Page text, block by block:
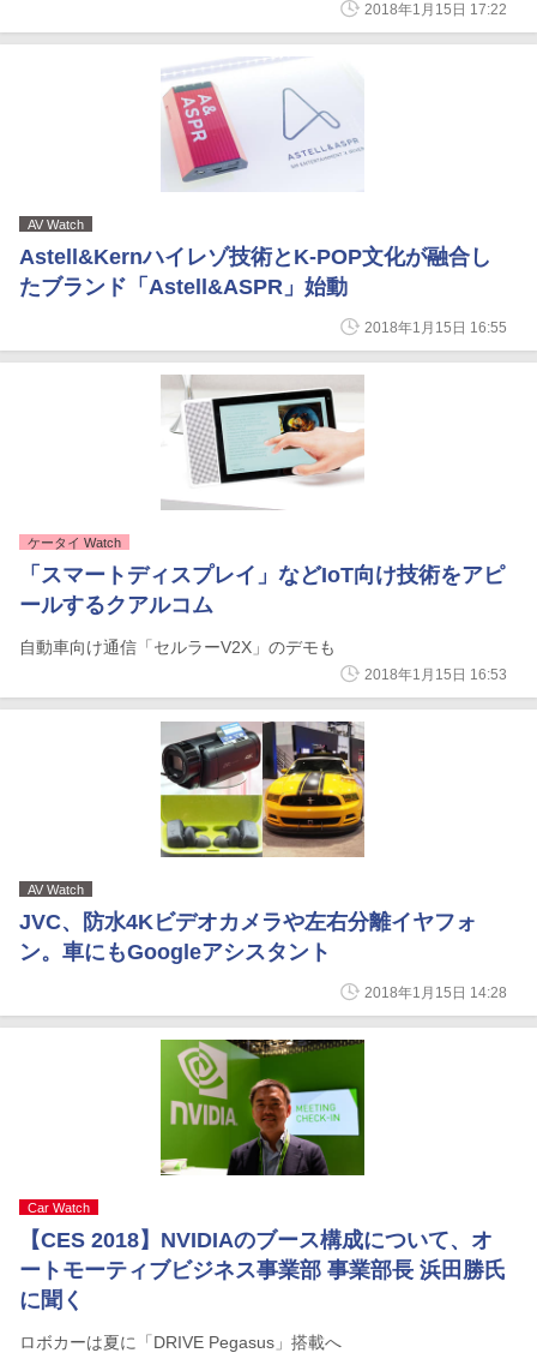
2018年1月15日 17:22
AV Watch
Astell&Kernハイレゾ技術とK-POP文化が融合し
たブランド「Astell&ASPR」始動
2018年1月15日 16:55
ケータイ Watch
「スマートディスプレイ」などIoT向け技術をアピ
ールするクアルコム
自動車向け通信「セルラーV2X」のデモも
2018年1月15日 16:53
AV Watch
JVC、防水4Kビデオカメラや左右分離イヤフォ
ン。車にもGoogleアシスタント
2018年1月15日 14:28
Car Watch
【CES 2018】NVIDIAのブース構成について、オ
ートモーティブビジネス事業部 事業部長 浜田勝氏
に聞く
ロボカーは夏に「DRIVE Pegasus」搭載へ